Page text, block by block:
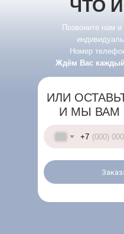
ЧТО
Позвоните нам
Номер
Ждём Вас каждый
ИЛИ
И МЫ ВАМ
+7